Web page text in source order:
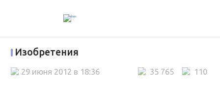
Изобретения
110
35 765
29 июня 2012 в 18:36